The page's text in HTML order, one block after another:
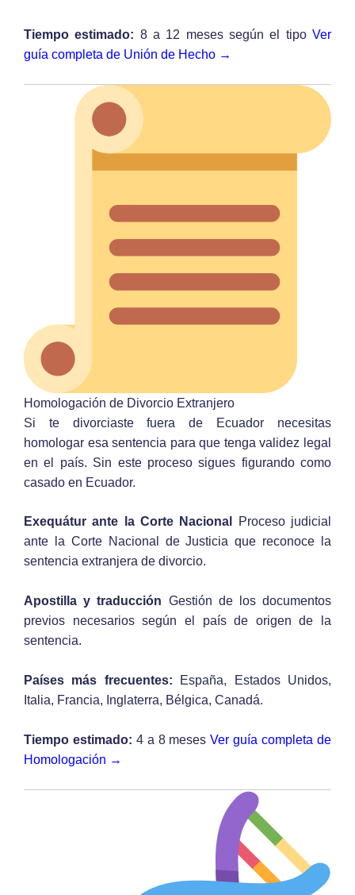
Tiempo estimado: 8 a 12 meses según el tipoVer
guía completa de Unión de Hecho →
Homologación de Divorcio Extranjero
Si te divorciaste fuera de Ecuador necesitas
homologar esa sentencia para que tenga validez legal
en el país. Sin este proceso sigues figurando como
casado en Ecuador.
Exequátur ante la Corte Nacional
Proceso judicial
ante la Corte Nacional de Justicia que reconoce la
sentencia extranjera de divorcio.
Apostilla y traducción Gestión de los documentos
previos necesarios según el país de origen de la
sentencia.
Países más frecuentes: España, Estados Unidos,
Italia, Francia, Inglaterra, Bélgica, Canadá.
Tiempo estimado: 4 a 8 mesesVer guía completa de
Homologación →